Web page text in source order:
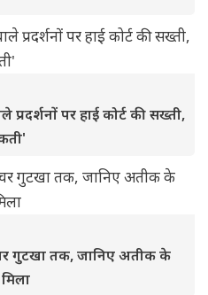
पर हाई कोर्ट की सख्ती,
गुटखा तक, जानिए अतीक के